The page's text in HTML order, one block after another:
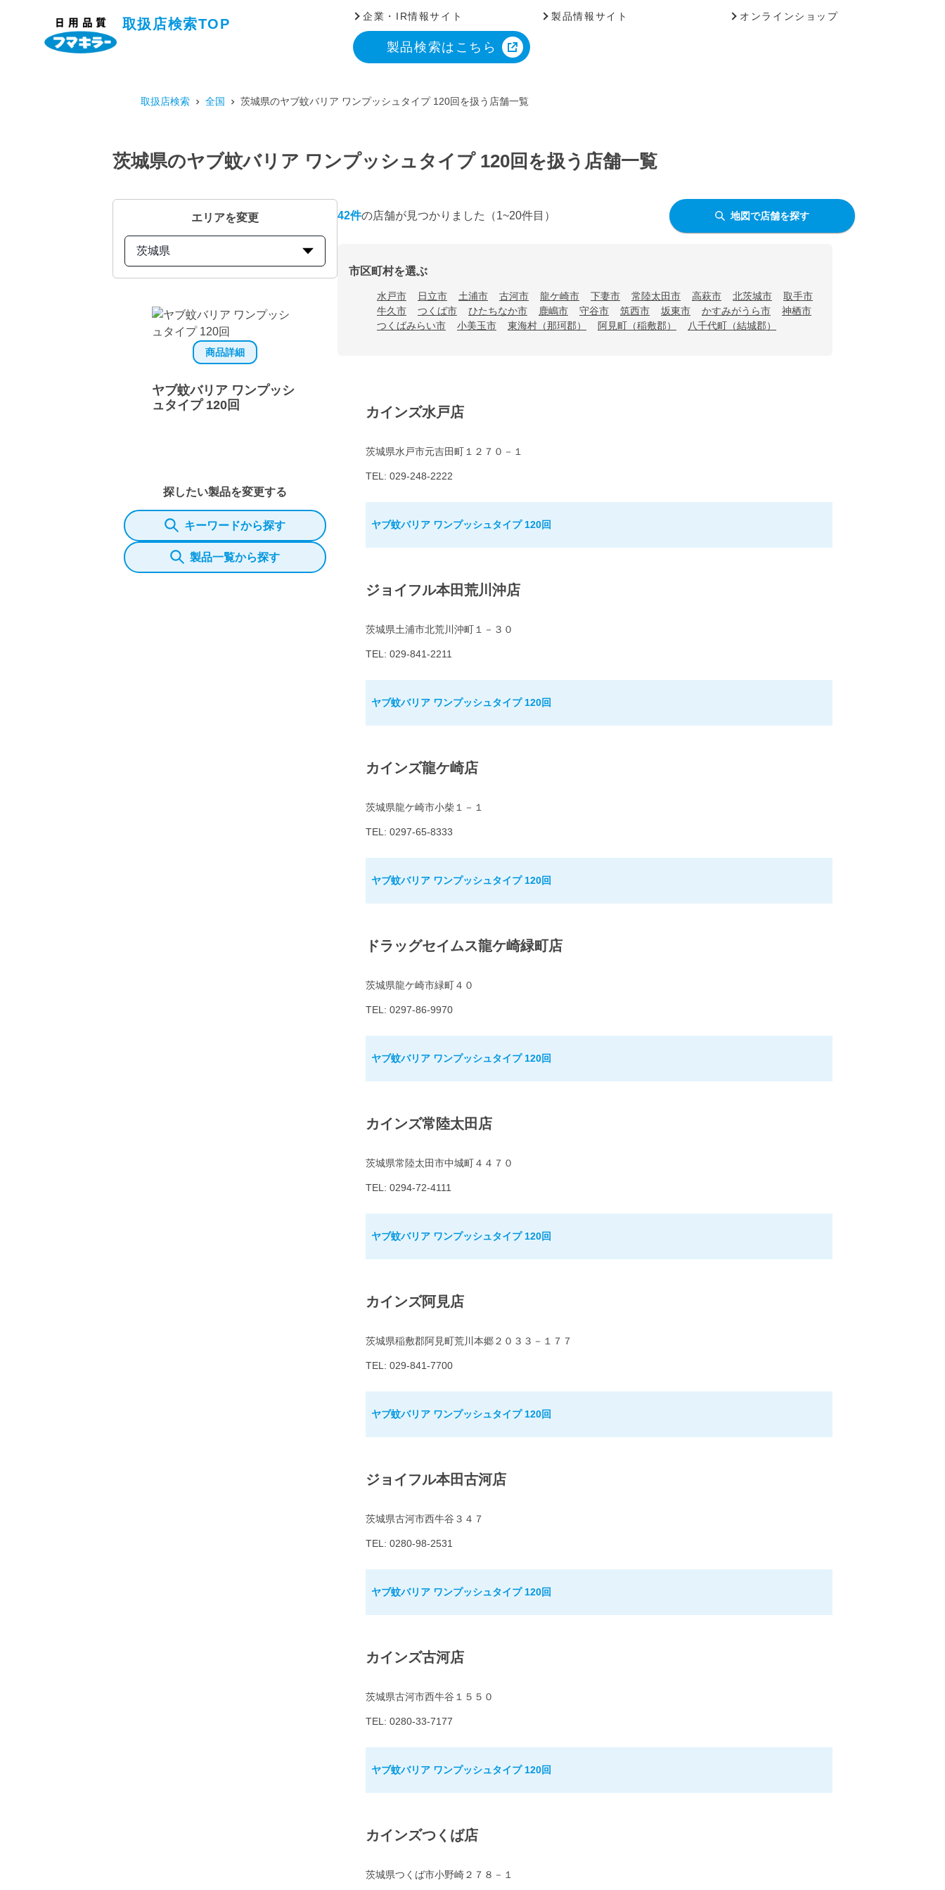
取扱店検索TOP
企業・IR情報サイト 製品情報サイト オンラインショップ
製品検索はこちら
取扱店検索 全国 茨城県のヤブ蚊バリア ワンプッシュタイプ 120回を扱う店舗一覧
茨城県のヤブ蚊バリア ワンプッシュタイプ 120回を扱う店舗一覧
エリアを変更
茨城県
商品詳細
ヤブ蚊バリア ワンプッシ
ュタイプ 120回
探したい製品を変更する
キーワードから探す
製品一覧から探す
42件の店舗が見つかりました （1~20件目） 地図で店舗を探す
市区町村を選ぶ
水戸市 日立市 土浦市 古河市 龍ケ崎市 下妻市 常陸太田市 高萩市 北茨城市
取手市
牛久市
つくば市 ひたちなか市 鹿嶋市 守谷市 筑西市 坂東市 かすみがうら市
神栖市
つくばみらい市
小美玉市 東海村（那珂郡） 阿見町（稲敷郡） 八千代町（結城郡）
カインズ水戸店
茨城県水戸市元吉田町１２７０－１
TEL: 029-248-2222
ヤブ蚊バリア ワンプッシュタイプ 120回
ジョイフル本田荒川沖店
茨城県土浦市北荒川沖町１－３０
TEL: 029-841-2211
ヤブ蚊バリア ワンプッシュタイプ 120回
カインズ龍ケ崎店
茨城県龍ケ崎市小柴１－１
TEL: 0297-65-8333
ヤブ蚊バリア ワンプッシュタイプ 120回
ドラッグセイムス龍ケ崎緑町店
茨城県龍ケ崎市緑町４０
TEL: 0297-86-9970
ヤブ蚊バリア ワンプッシュタイプ 120回
カインズ常陸太田店
茨城県常陸太田市中城町４４７０
TEL: 0294-72-4111
ヤブ蚊バリア ワンプッシュタイプ 120回
カインズ阿見店
茨城県稲敷郡阿見町荒川本郷２０３３－１７７
TEL: 029-841-7700
ヤブ蚊バリア ワンプッシュタイプ 120回
ジョイフル本田古河店
茨城県古河市西牛谷３４７
TEL: 0280-98-2531
ヤブ蚊バリア ワンプッシュタイプ 120回
カインズ古河店
茨城県古河市西牛谷１５５０
TEL: 0280-33-7177
ヤブ蚊バリア ワンプッシュタイプ 120回
カインズつくば店
茨城県つくば市小野崎２７８－１